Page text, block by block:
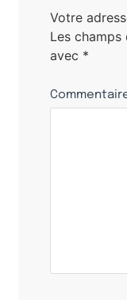
Votre
Les
avec *